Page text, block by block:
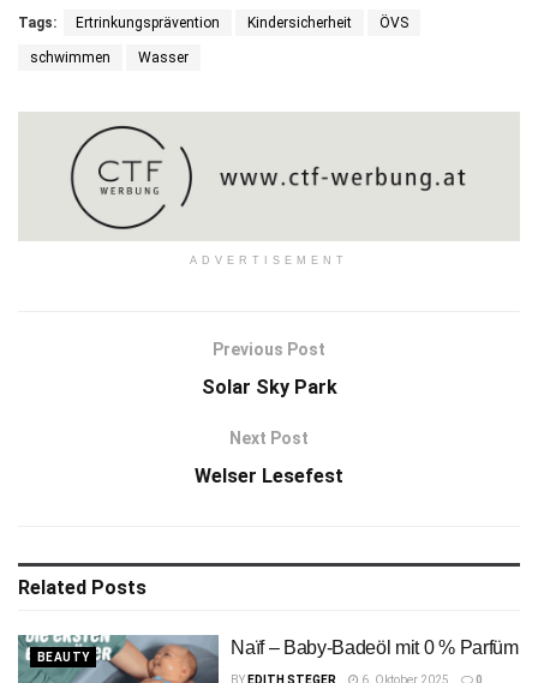
Tags: Ertrinkungsprävention Kindersicherheit ÖVS
schwimmen Wasser
ADVERTISEMENT
Previous Post
Solar Sky Park
Next Post
Welser Lesefest
Related Posts
BEAUTY Naïf – Baby-Badeöl mit 0 % Parfüm
BY EDITH STEGER 6. Oktober 2025 0